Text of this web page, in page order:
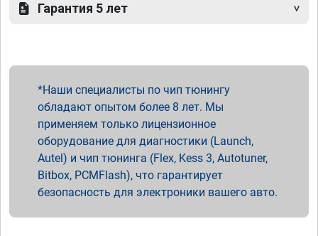
Гарантия 5 лет
Наши специалисты по чип тюнингу
обладают опытом более 8 лет. Мы
применяем только лицензионное
оборудование для диагностики (Launch,
Autel) и чип тюнинга (Flex, Kess 3, Autotuner,
Bitbox, PCMFlash), что гарантирует
безопасность для электроники вашего авто.